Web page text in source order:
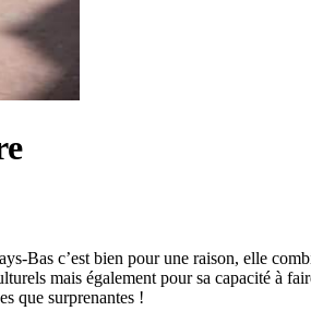
Bas c’est bien pour une raison, elle
mais également pour sa capacité à
que surprenantes !